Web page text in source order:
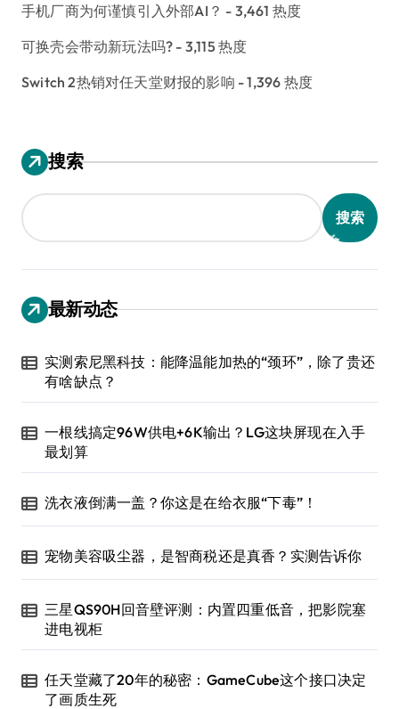
手机厂商为何谨慎引入外部AI？ - 3,461 热度
可换壳会带动新玩法吗? - 3,115 热度
Switch 2热销对任天堂财报的影响 - 1,396 热度
搜索
搜索
最新动态
实测索尼黑科技：能降温能加热的“颈环”，除了贵还
有啥缺点？
一根线搞定96W供电+6K输出？LG这块屏现在入手
最划算
洗衣液倒满一盖？你这是在给衣服“下毒”！
宠物美容吸尘器，是智商税还是真香？实测告诉你
三星QS90H回音壁评测：内置四重低音，把影院塞
进电视柜
任天堂藏了20年的秘密：GameCube这个接口决定
了画质生死